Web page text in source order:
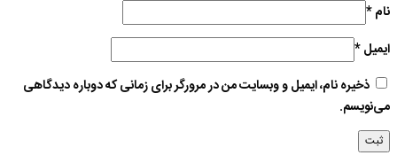
نام*
ایمیل*
ذخیره نام، ایمیل و وبسایت من در مرورگر برای زمانی که دوباره دیدگاهی
می‌نویسم.